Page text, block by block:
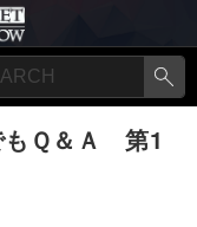
もＱ＆Ａ 第1